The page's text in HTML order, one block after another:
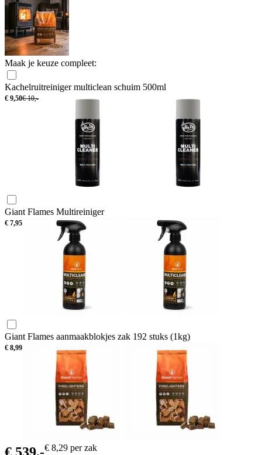
Maak je keuze compleet:
Kachelruitreiniger multiclean schuim 500ml
€ 9,50€10,-
Giant Flames Multireiniger
€ 7,95
Giant Flames aanmaakblokjes zak 192 stuks (1kg)
€ 8,99
€ 8,29 per zak